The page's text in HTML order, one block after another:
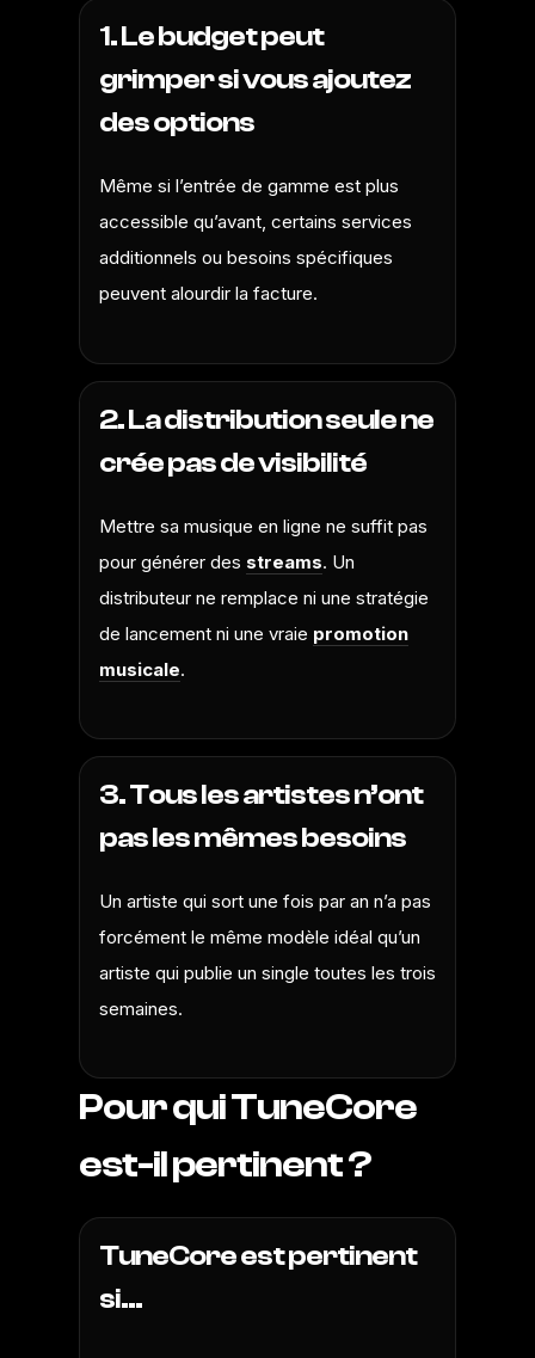
1. Le budget peut
grimper si vous ajoutez
des options
Même si l’entrée de gamme est plus
accessible qu’avant, certains services
additionnels ou besoins spécifiques
peuvent alourdir la facture.
2. La distribution seule ne
crée pas de visibilité
Mettre sa musique en ligne ne suffit pas
pour générer des streams. Un
distributeur ne remplace ni une stratégie
de lancement ni une vraie promotion
musicale.
3. Tous les artistes n’ont
pas les mêmes besoins
Un artiste qui sort une fois par an n’a pas
forcément le même modèle idéal qu’un
artiste qui publie un single toutes les trois
semaines.
Pour qui TuneCore
est-il pertinent ?
TuneCore est pertinent
si…